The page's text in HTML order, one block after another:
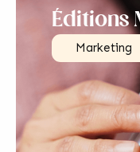
Éditions
Marketing